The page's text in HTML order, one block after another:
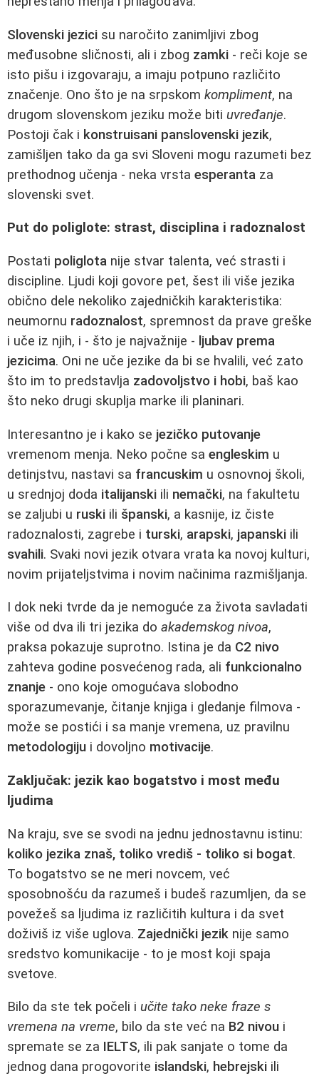
Slovenski jezici su naročito zanimljivi zbog
međusobne sličnosti, ali i zbog zamki - reči koje se
isto pišu i izgovaraju, a imaju potpuno različito
značenje. Ono što je na srpskom kompliment, na
drugom slovenskom jeziku može biti uvređanje.
Postoji čak i konstruisani panslovenski jezik,
zamišljen tako da ga svi Sloveni mogu razumeti bez
prethodnog učenja - neka vrsta esperanta za
slovenski svet.
Put do poliglote: strast, disciplina i radoznalost
Postati poliglota nije stvar talenta, već strasti i
discipline. Ljudi koji govore pet, šest ili više jezika
obično dele nekoliko zajedničkih karakteristika:
neumornu radoznalost, spremnost da prave greške
i uče iz njih, i - što je najvažnije - ljubav prema
jezicima. Oni ne uče jezike da bi se hvalili, već zato
što im to predstavlja zadovoljstvo i hobi, baš kao
što neko drugi skuplja marke ili planinari.
Interesantno je i kako se jezičko putovanje
vremenom menja. Neko počne sa engleskim u
detinjstvu, nastavi sa francuskim u osnovnoj školi,
u srednjoj doda italijanski ili nemački, na fakultetu
se zaljubi u ruski ili španski, a kasnije, iz čiste
radoznalosti, zagrebe i turski, arapski, japanski ili
svahili. Svaki novi jezik otvara vrata ka novoj kulturi,
novim prijateljstvima i novim načinima razmišljanja.
I dok neki tvrde da je nemoguće za života savladati
više od dva ili tri jezika do akademskog nivoa,
praksa pokazuje suprotno. Istina je da C2 nivo
zahteva godine posvećenog rada, ali funkcionalno
znanje - ono koje omogućava slobodno
sporazumevanje, čitanje knjiga i gledanje filmova -
može se postići i sa manje vremena, uz pravilnu
metodologiju i dovoljno motivacije.
Zaključak: jezik kao bogatstvo i most među
ljudima
Na kraju, sve se svodi na jednu jednostavnu istinu:
koliko jezika znaš, toliko vrediš - toliko si bogat.
To bogatstvo se ne meri novcem, već
sposobnošću da razumeš i budeš razumljen, da se
povežeš sa ljudima iz različitih kultura i da svet
doživiš iz više uglova. Zajednički jezik nije samo
sredstvo komunikacije - to je most koji spaja
svetove.
Bilo da ste tek počeli i učite tako neke fraze s
vremena na vreme, bilo da ste već na B2 nivou i
spremate se za IELTS, ili pak sanjate o tome da
jednog dana progovorite islandski, hebrejski ili